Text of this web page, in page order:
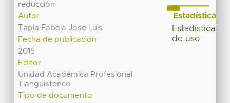
reducción
Autor
Tapia Fabela Jose Luis
Fecha de publicación
2015
Editor
Unidad Académica Profesional
Tianguistenco
Tipo de documento
Estadísticas
Estadísticas
de uso